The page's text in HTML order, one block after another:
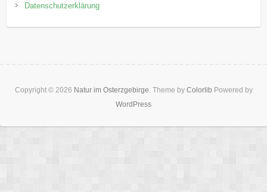
Datenschutzerklärung
Copyright © 2026 Natur im Osterzgebirge . Theme by Colorlib Powered by
WordPress